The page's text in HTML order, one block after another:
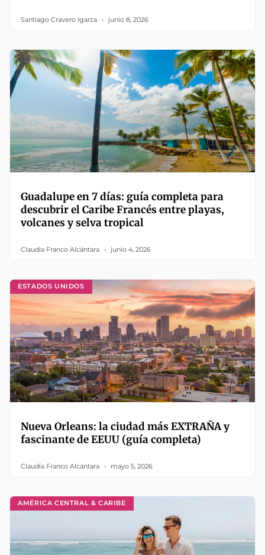
Santiago Cravero Igarza junio 8, 2026
Guadalupe en 7 días: guía completa para
descubrir el Caribe Francés entre playas,
volcanes y selva tropical
Claudia Franco Alcántara junio 4, 2026
ESTADOS UNIDOS
Nueva Orleans: la ciudad más EXTRAÑA y
fascinante de EEUU (guía completa)
Claudia Franco Alcántara mayo 5, 2026
AMÉRICA CENTRAL & CARIBE